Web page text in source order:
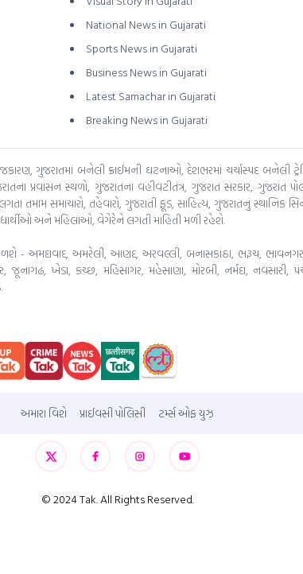
National News in Gujarati
Sports News in Gujarati
Business News in Gujarati
Latest Samachar in Gujarati
Breaking News in Gujarati
ગુજરાતમાં બનેલી ક્રાઈમની ઘટનાઓ, દેશભરમાં ચર્ચાસ્પદ બનેલી
પ્રવાસન સ્થળો, ગુજરાતના વહીવટીતંત્ર, ગુજરાત સરકાર, ગુજરાત
તમામ સમાચારો, તહેવારો, ગુજરાતી ફૂડ, સાહિત્ય, ગુજરાતનું સ્થાનિક
અને મહિલાઓ, વેગેરેને લગતી માહિતી મળી રહેશે.
- અમદાવાદ, અમરેલી, આણંદ, અરવલ્લી, બનાસકાંઠા, ભરૂચ, ભાવનગર,
જૂનાગઢ, ખેડા, કચ્છ, મહિસાગર, મહેસાણા, મોરબી, નર્મદા, નવસારી,
અમારા વિશે પ્રાઈવસી પોલિસી ટર્મ્સ ઓફ યુઝ
© 2024 Tak. All Rights Reserved.